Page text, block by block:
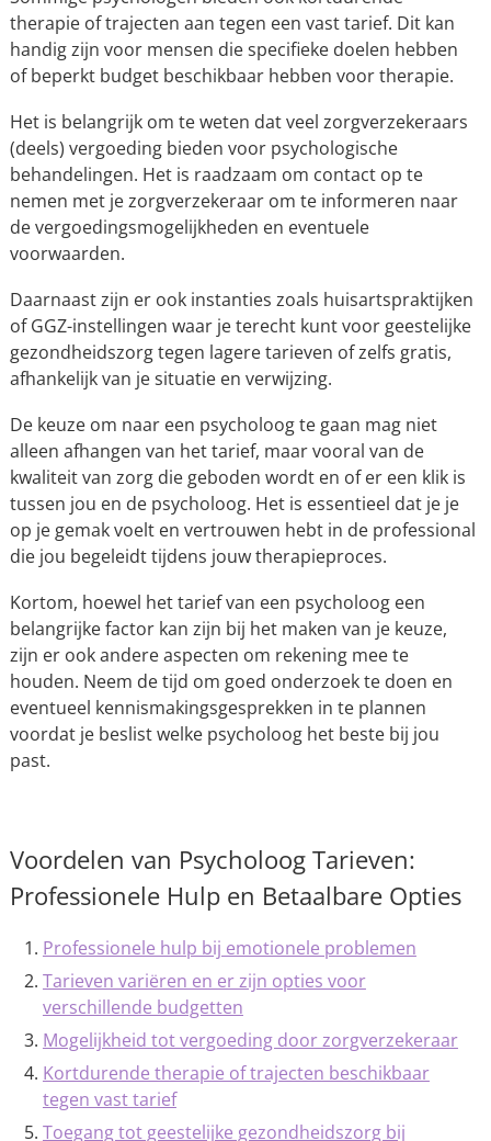
therapie of trajecten aan tegen een vast tarief. Dit kan
handig zijn voor mensen die specifieke doelen hebben
of beperkt budget beschikbaar hebben voor therapie.
Het is belangrijk om te weten dat veel zorgverzekeraars
(deels) vergoeding bieden voor psychologische
behandelingen. Het is raadzaam om contact op te
nemen met je zorgverzekeraar om te informeren naar
de vergoedingsmogelijkheden en eventuele
voorwaarden.
Daarnaast zijn er ook instanties zoals huisartspraktijken
of GGZ-instellingen waar je terecht kunt voor geestelijke
gezondheidszorg tegen lagere tarieven of zelfs gratis,
afhankelijk van je situatie en verwijzing.
De keuze om naar een psycholoog te gaan mag niet
alleen afhangen van het tarief, maar vooral van de
kwaliteit van zorg die geboden wordt en of er een klik is
tussen jou en de psycholoog. Het is essentieel dat je je
op je gemak voelt en vertrouwen hebt in de professional
die jou begeleidt tijdens jouw therapieproces.
Kortom, hoewel het tarief van een psycholoog een
belangrijke factor kan zijn bij het maken van je keuze,
zijn er ook andere aspecten om rekening mee te
houden. Neem de tijd om goed onderzoek te doen en
eventueel kennismakingsgesprekken in te plannen
voordat je beslist welke psycholoog het beste bij jou
past.
Voordelen van Psycholoog Tarieven:
Professionele Hulp en Betaalbare Opties
Professionele hulp bij emotionele problemen
Tarieven variëren en er zijn opties voor
verschillende budgetten
Mogelijkheid tot vergoeding door zorgverzekeraar
Kortdurende therapie of trajecten beschikbaar
tegen vast tarief
Toegang tot geestelijke gezondheidszorg bij